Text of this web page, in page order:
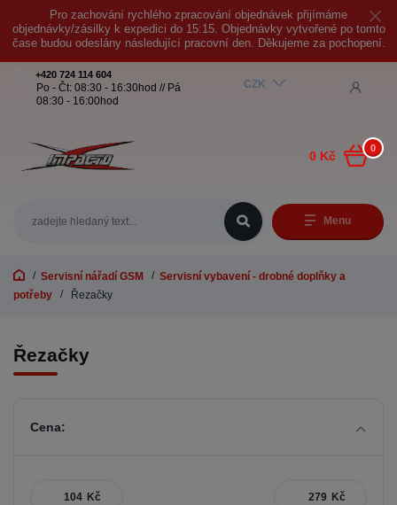
Pro zachování rychlého zpracování objednávek přijímáme
objednávky/zásilky k expedici do 15:15. Objednávky vytvořené po tomto
čase budou odeslány následující pracovní den. Děkujeme za pochopení.
Menu
CZK
+420 724 114 604
Po - Čt: 08:30 - 16:30hod // Pá
08:30 - 16:00hod
0
0 Kč
Servisní nářadí GSM
Servisní vybavení - drobné doplňky a
potřeby
Řezačky
Řezačky
Cena:
Kč Kč